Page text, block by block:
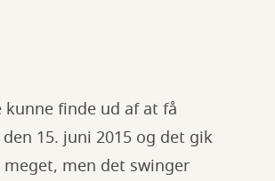
finde ud af at få
15. juni 2015 og det gik
men det swinger